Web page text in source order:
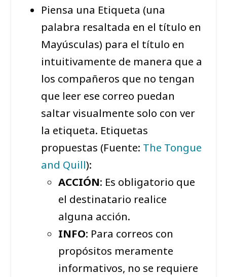
Piensa una Etiqueta (una
palabra resaltada en el título en
Mayúsculas) para el título en
intuitivamente de manera que a
los compañeros que no tengan
que leer ese correo puedan
saltar visualmente solo con ver
la etiqueta. Etiquetas
propuestas (Fuente: The Tongue
and Quill):
ACCIÓN: Es obligatorio que
el destinatario realice
alguna acción.
INFO: Para correos con
propósitos meramente
informativos, no se requiere